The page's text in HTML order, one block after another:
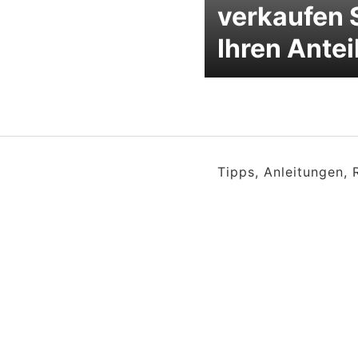
verkaufen
Ihren
Tipps, Anleitungen,